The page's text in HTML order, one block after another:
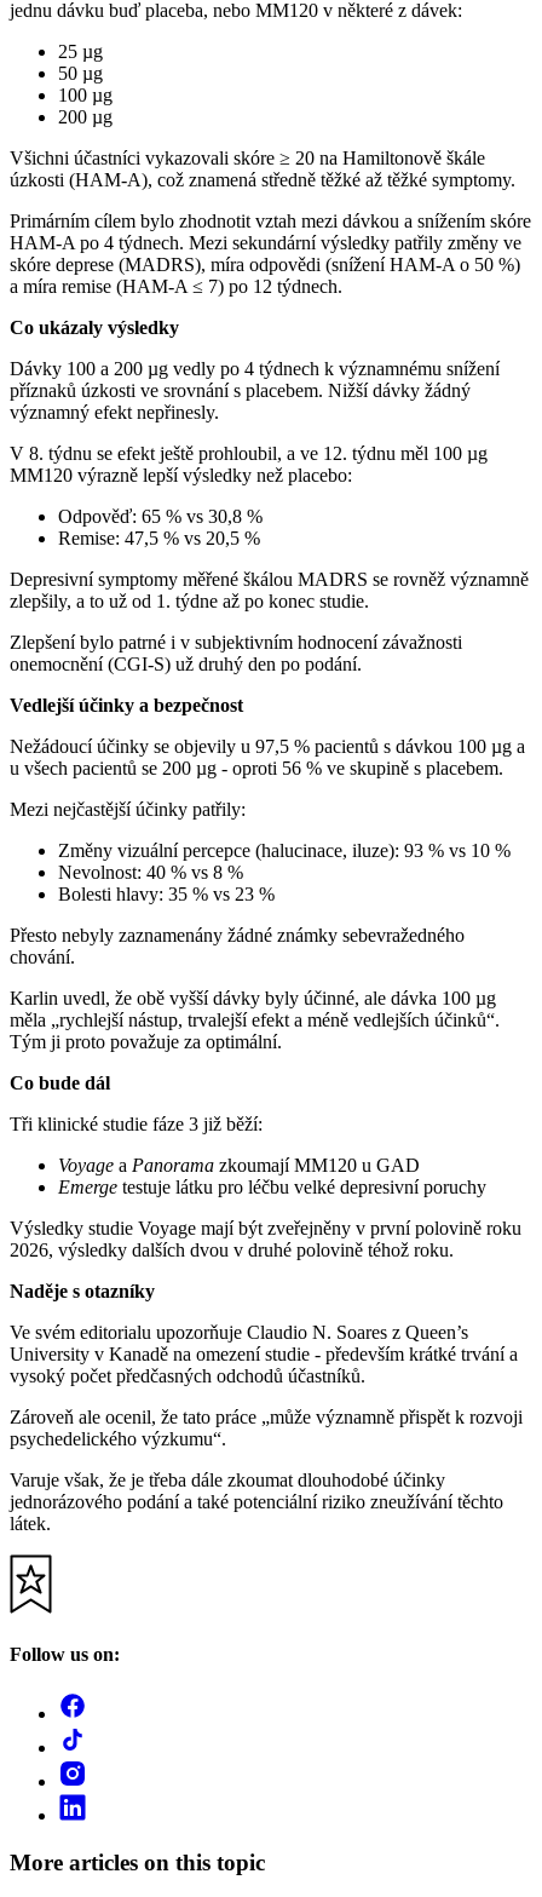
jednu dávku buď placeba, nebo MM120 v některé z dávek:
25 µg
50 µg
100 µg
200 µg
Všichni účastníci vykazovali skóre ≥ 20 na Hamiltonově škále
úzkosti (HAM-A), což znamená středně těžké až těžké symptomy.
Primárním cílem bylo zhodnotit vztah mezi dávkou a snížením skóre
HAM-A po 4 týdnech. Mezi sekundární výsledky patřily změny ve
skóre deprese (MADRS), míra odpovědi (snížení HAM-A o 50 %)
a míra remise (HAM-A ≤ 7) po 12 týdnech.
Co ukázaly výsledky
Dávky 100 a 200 µg vedly po 4 týdnech k významnému snížení
příznaků úzkosti ve srovnání s placebem. Nižší dávky žádný
významný efekt nepřinesly.
V 8. týdnu se efekt ještě prohloubil, a ve 12. týdnu měl 100 µg
MM120 výrazně lepší výsledky než placebo:
Odpověď: 65 % vs 30,8 %
Remise: 47,5 % vs 20,5 %
Depresivní symptomy měřené škálou MADRS se rovněž významně
zlepšily, a to už od 1. týdne až po konec studie.
Zlepšení bylo patrné i v subjektivním hodnocení závažnosti
onemocnění (CGI-S) už druhý den po podání.
Vedlejší účinky a bezpečnost
Nežádoucí účinky se objevily u 97,5 % pacientů s dávkou 100 µg a
u všech pacientů se 200 µg - oproti 56 % ve skupině s placebem.
Mezi nejčastější účinky patřily:
Změny vizuální percepce (halucinace, iluze): 93 % vs 10 %
Nevolnost: 40 % vs 8 %
Bolesti hlavy: 35 % vs 23 %
Přesto nebyly zaznamenány žádné známky sebevražedného
chování.
Karlin uvedl, že obě vyšší dávky byly účinné, ale dávka 100 µg
měla „rychlejší nástup, trvalejší efekt a méně vedlejších účinků“.
Tým ji proto považuje za optimální.
Co bude dál
Tři klinické studie fáze 3 již běží:
Voyage a Panorama zkoumají MM120 u GAD
Emerge testuje látku pro léčbu velké depresivní poruchy
Výsledky studie Voyage mají být zveřejněny v první polovině roku
2026, výsledky dalších dvou v druhé polovině téhož roku.
Naděje s otazníky
Ve svém editorialu upozorňuje Claudio N. Soares z Queen’s
University v Kanadě na omezení studie - především krátké trvání a
vysoký počet předčasných odchodů účastníků.
Zároveň ale ocenil, že tato práce „může významně přispět k rozvoji
psychedelického výzkumu“.
Varuje však, že je třeba dále zkoumat dlouhodobé účinky
jednorázového podání a také potenciální riziko zneužívání těchto
látek.
Follow us on:
More articles on this topic